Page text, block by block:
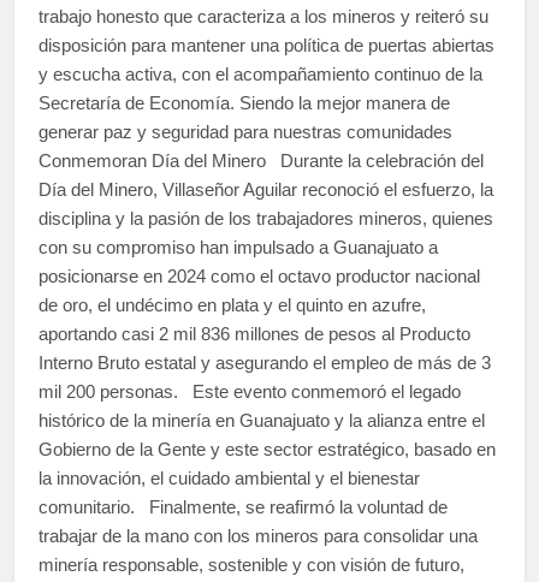
trabajo honesto que caracteriza a los mineros y reiteró su
disposición para mantener una política de puertas abiertas
y escucha activa, con el acompañamiento continuo de la
Secretaría de Economía. Siendo la mejor manera de
generar paz y seguridad para nuestras comunidades
Conmemoran Día del Minero Durante la celebración del
Día del Minero, Villaseñor Aguilar reconoció el esfuerzo, la
disciplina y la pasión de los trabajadores mineros, quienes
con su compromiso han impulsado a Guanajuato a
posicionarse en 2024 como el octavo productor nacional
de oro, el undécimo en plata y el quinto en azufre,
aportando casi 2 mil 836 millones de pesos al Producto
Interno Bruto estatal y asegurando el empleo de más de 3
mil 200 personas. Este evento conmemoró el legado
histórico de la minería en Guanajuato y la alianza entre el
Gobierno de la Gente y este sector estratégico, basado en
la innovación, el cuidado ambiental y el bienestar
comunitario. Finalmente, se reafirmó la voluntad de
trabajar de la mano con los mineros para consolidar una
minería responsable, sostenible y con visión de futuro,